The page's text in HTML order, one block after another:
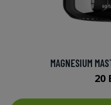
MAGNESIUM
20